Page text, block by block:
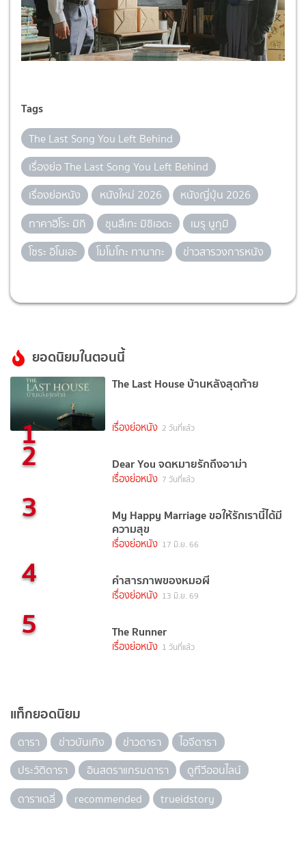
Tags
The Last Song You Left Behind
เรื่องย่อ The Last Song You Left Behind
เรื่องย่อหนัง
หนังใหม่ 2026
หนังญี่ปุ่น 2026
ทาคาฮิโระ มิกิ
ชุนสึเกะ มิชิเอดะ
เมรุ นูกุมิ
โซระ อิโนเอะ
โมโมโกะ ทานากะ ข่าวสารวงการหนัง
ยอดนิยมในตอนนี้
1
The Last House บ้านหลังสุดท้าย
เรื่องย่อหนัง 2 วันที่แล้ว
2 Dear You จดหมายรักถึงอาม่า
เรื่องย่อหนัง 7 วันที่แล้ว
3 My Happy Marriage ขอให้รักเรานี้ได้มี
ความสุข
เรื่องย่อหนัง 17 มิ.ย. 66
4 คำสารภาพของหมอผี
เรื่องย่อหนัง 13 มิ.ย. 69
5 The Runner
เรื่องย่อหนัง 1 วันที่แล้ว
แท็กยอดนิยม
ดารา ข่าวบันเทิง ข่าวดารา
ไอจีดารา
ประวัติดารา
อินสตราแกรมดารา
ดูทีวีออนไลน์
ดาราเดลี่
recommended trueidstory